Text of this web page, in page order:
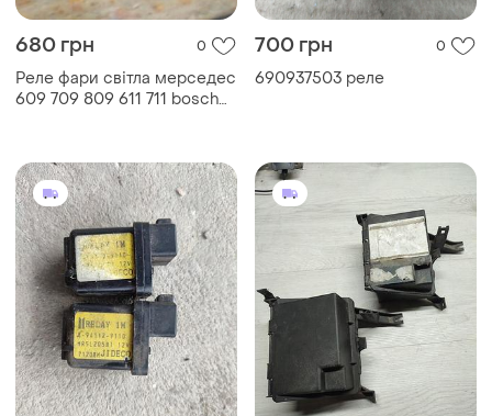
680 грн 0
Реле фари світла мерседес
609 709 809 611 711 bosch
700 грн 0
690937503 реле